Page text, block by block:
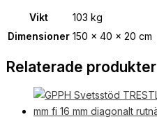
Vikt
103 kg
Dimensioner 150 × 40 × 20 cm
Relaterade produkter